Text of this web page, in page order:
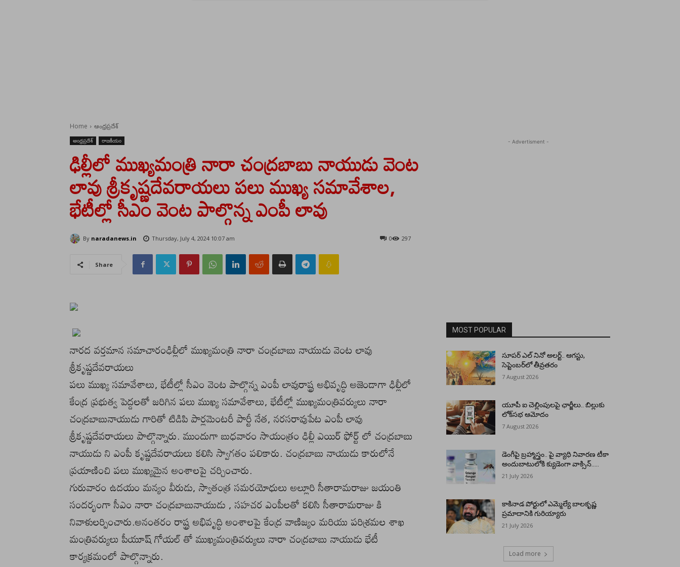
Home ఆంధ్రప్రదేశ్
ఆంధ్రప్రదేశ్ రాజకీయం
ఢిల్లీలో ముఖ్యమంత్రి నారా చంద్రబాబు నాయుడు వెంట
లావు శ్రీకృష్ణదేవరాయలు పలు ముఖ్య సమావేశాల,
భేటీల్లో సీఎం వెంట పాల్గొన్న ఎంపీ లావు
By naradanews.in Thursday, July 4, 2024 10:07 am 297
0
Share
నారద వర్తమాన సమాచారంఢిల్లీలో ముఖ్యమంత్రి నారా చంద్రబాబు నాయుడు వెంట లావు
శ్రీకృష్ణదేవరాయలు
పలు ముఖ్య సమావేశాలు, భేటీల్లో సీఎం వెంట పాల్గొన్న ఎంపీ లావురాష్ట్ర అభివృద్ధి అజెండాగా ఢిల్లీలో
కేంద్ర ప్రభుత్వ పెద్దలతో జరిగిన పలు ముఖ్య సమావేశాలు, భేటీల్లో ముఖ్యమంత్రివర్యులు నారా
చంద్రబాబునాయుడు గారితో టిడిపి పార్లమెంటరీ పార్టీ నేత, నరసరావుపేట ఎంపీ లావు
శ్రీకృష్ణదేవరాయలు పాల్గొన్నారు. ముందుగా బుధవారం సాయంత్రం ఢిల్లీ ఎయిర్ ఫోర్ట్ లో చంద్రబాబు
నాయుడు ని ఎంపీ కృష్ణదేవరాయలు కలిసి స్వాగతం పలికారు. చంద్రబాబు నాయుడు కారులోనే
ప్రయాణించి పలు ముఖ్యమైన అంశాలపై చర్చించారు.
గురువారం ఉదయం మన్యం వీరుడు, స్వాతంత్ర సమరయోధులు అల్లూరి సీతారామరాజు జయంతి
సందర్భంగా సీఎం నారా చంద్రబాబునాయుడు , సహచర ఎంపీలతో కలిసి సీతారామరాజు కి
నివాళులర్పించారు.అనంతరం రాష్ట్ర అభివృద్ధి అంశాలపై కేంద్ర వాణిజ్యం మరియు పరిశ్రమల శాఖ
మంత్రివర్యులు పీయూష్ గోయల్ తో ముఖ్యమంత్రివర్యులు నారా చంద్రబాబు నాయుడు భేటీ
కార్యక్రమంలో పాల్గొన్నారు.
- Advertisment -
MOST POPULAR
సూపర్ ఎల్ నినో అలర్ట్.. ఆగస్టు,
సెప్టెంబర్‌లో తీవ్రతరం
7 August 2026
యూపీ ఐ చెల్లింపులపై ఛార్జీలు.. బిల్లుకు
లోక్‌సభ ఆమోదం
7 August 2026
డెంగీపై బ్రహ్మాస్త్రం.. పై వ్యాధి నివారణ టీకా
అందుబాటులోకి క్యుడెంగా వాక్సిన్…..
21 July 2026
కాకినాడ పోర్టులో ఎమ్మెల్యే బాలకృష్ణ
ప్రమాదానికి గురియ్యారు
21 July 2026
Load more